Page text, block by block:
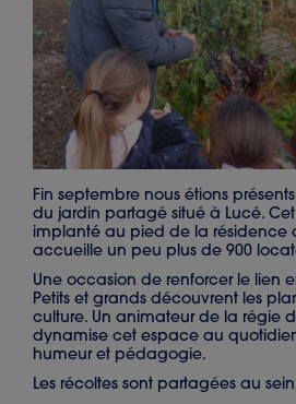
Fin septembre nous étions
du jardin partagé situé à Lucé.
implanté au pied de la résidence
accueille un peu plus de 900
Une occasion de renforcer le lien
Petits et grands découvrent les
culture. Un animateur de la régie
dynamise cet espace au
humeur et pédagogie.
Les récoltes sont partagées au